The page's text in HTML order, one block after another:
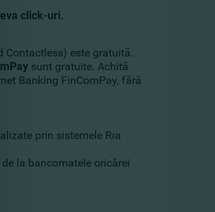
click-uri.
Contactless) este gratuită.
sunt gratuite. Achită
Banking FinComPay, fără
prin sistemele Ria
la bancomatele oricărei